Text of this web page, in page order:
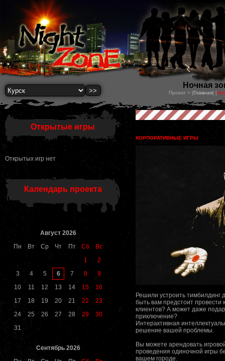
Ночная
Проект > [Главная] [
Открытые игры
Открытых игр нет
Календарь проекта
Август 2026
Пн
Вт Ср Чт Пт Сб
Вс
1
2
3
4 5 6 7 8
9
10
11 12 13 14 15
16
17
18 19 20 21 22
23
24
25 26 27 28 29
30
31
Сентябрь 2026
КОРПОРАТИВНЫЕ ИГРЫ
Решили устроить тимбилдинг
быть вам предстоит провести
клиентов? А может даже
приключение?
Интерактивная
решение вашей проблемы.
Вы можете арендовать
проведения одиночной игры
вашем городе.